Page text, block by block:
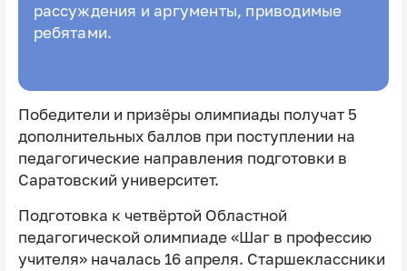
рассуждения и аргументы, приводимые
ребятами.
Победители и призёры олимпиады получат 5
дополнительных баллов при поступлении на
педагогические направления подготовки в
Саратовский университет.
Подготовка к четвёртой Областной
педагогической олимпиаде «Шаг в профессию
учителя» началась 16 апреля. Старшеклассники